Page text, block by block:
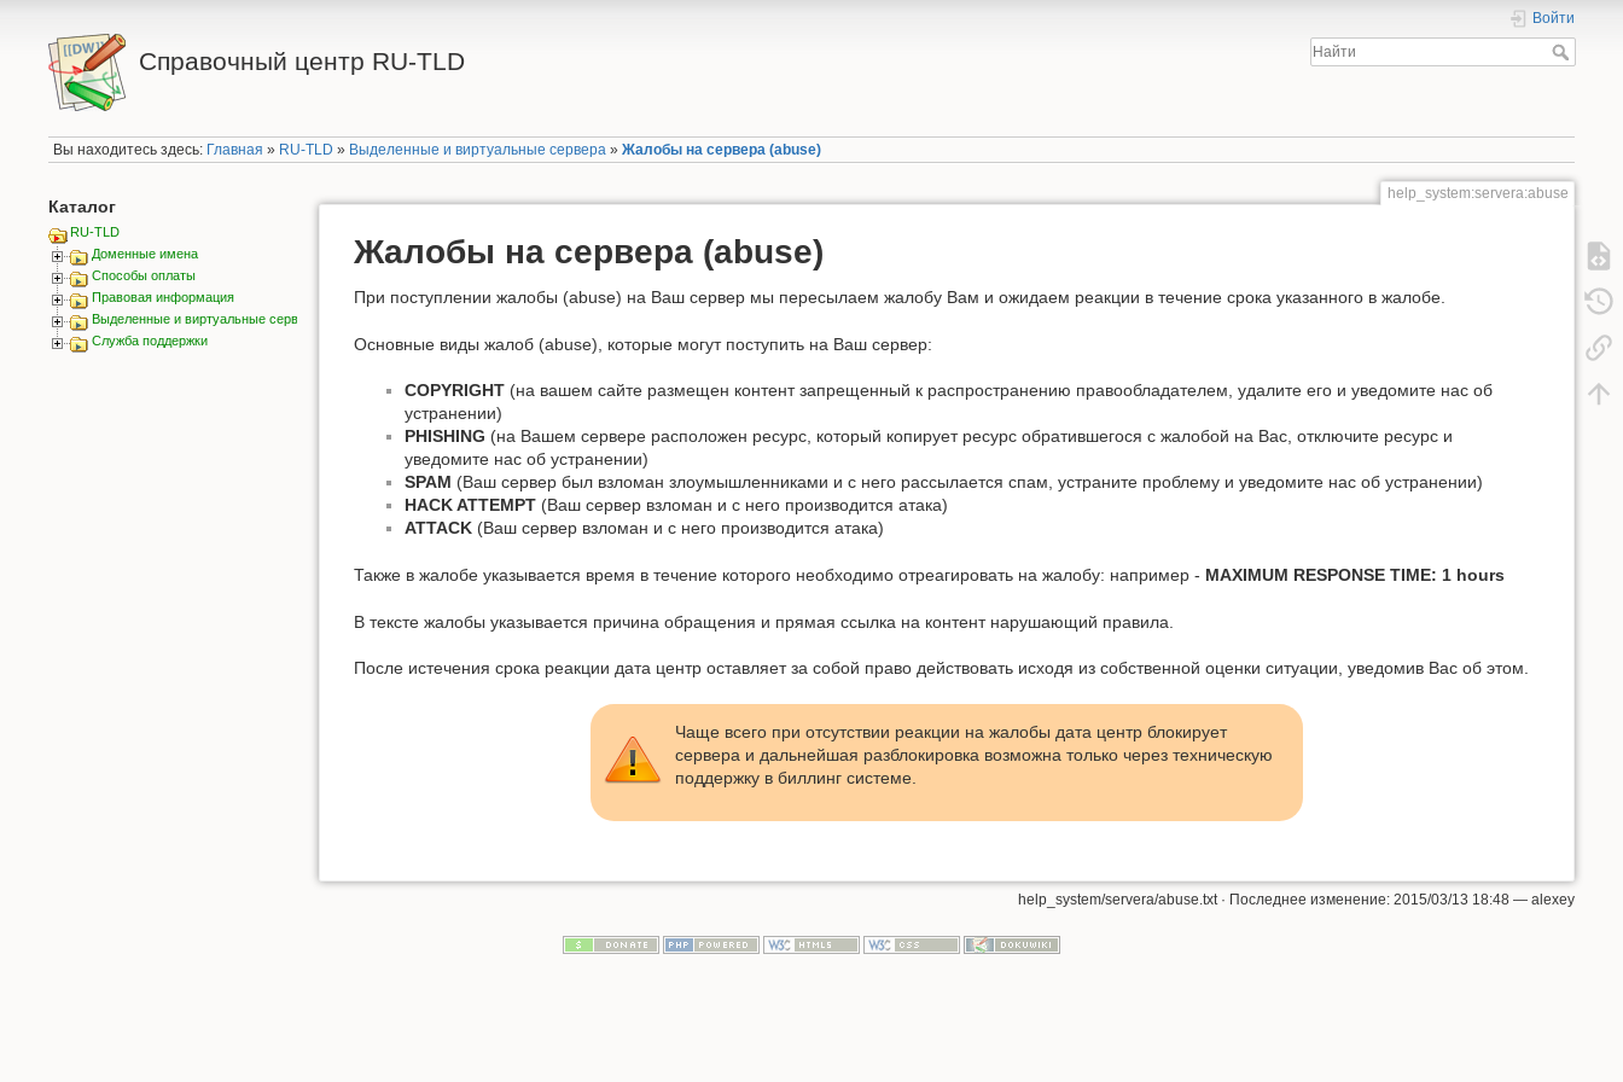
Справочный центр RU-TLD
Войти
Вы находитесь здесь: Главная » RU-TLD » Выделенные и виртуальные сервера »Жалобы на сервера (abuse)
Каталог
RU-TLD
Доменные имена
Способы оплаты
Правовая информация
Выделенные и виртуальные сервера
Служба поддержки
help_system:servera:abuse
Жалобы на сервера (abuse)
При поступлении жалобы (abuse) на Ваш сервер мы пересылаем жалобу Вам и ожидаем реакции в течение срока указанного в жалобе.
Основные виды жалоб (abuse), которые могут поступить на Ваш сервер:
COPYRIGHT (на вашем сайте размещен контент запрещенный к распространению правообладателем, удалите его и уведомите нас об
устранении)
PHISHING (на Вашем сервере расположен ресурс, который копирует ресурс обратившегося с жалобой на Вас, отключите ресурс и
уведомите нас об устранении)
SPAM (Ваш сервер был взломан злоумышленниками и с него рассылается спам, устраните проблему и уведомите нас об устранении)
HACK ATTEMPT (Ваш сервер взломан и с него производится атака)
ATTACK (Ваш сервер взломан и с него производится атака)
Также в жалобе указывается время в течение которого необходимо отреагировать на жалобу: например - MAXIMUM RESPONSE TIME: 1 hours
В тексте жалобы указывается причина обращения и прямая ссылка на контент нарушающий правила.
После истечения срока реакции дата центр оставляет за собой право действовать исходя из собственной оценки ситуации, уведомив Вас об этом.
Чаще всего при отсутствии реакции на жалобы дата центр блокирует
сервера и дальнейшая разблокировка возможна только через техническую
поддержку в биллинг системе.
help_system/servera/abuse.txt· Последнее изменение: 2015/03/13 18:48 — alexey